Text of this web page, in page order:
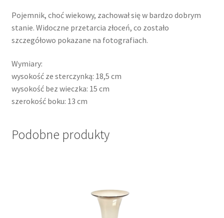
Pojemnik, choć wiekowy, zachował się w bardzo dobrym
stanie. Widoczne przetarcia złoceń, co zostało
szczegółowo pokazane na fotografiach.
Wymiary:
wysokość ze sterczynką: 18,5 cm
wysokość bez wieczka: 15 cm
szerokość boku: 13 cm
Podobne produkty